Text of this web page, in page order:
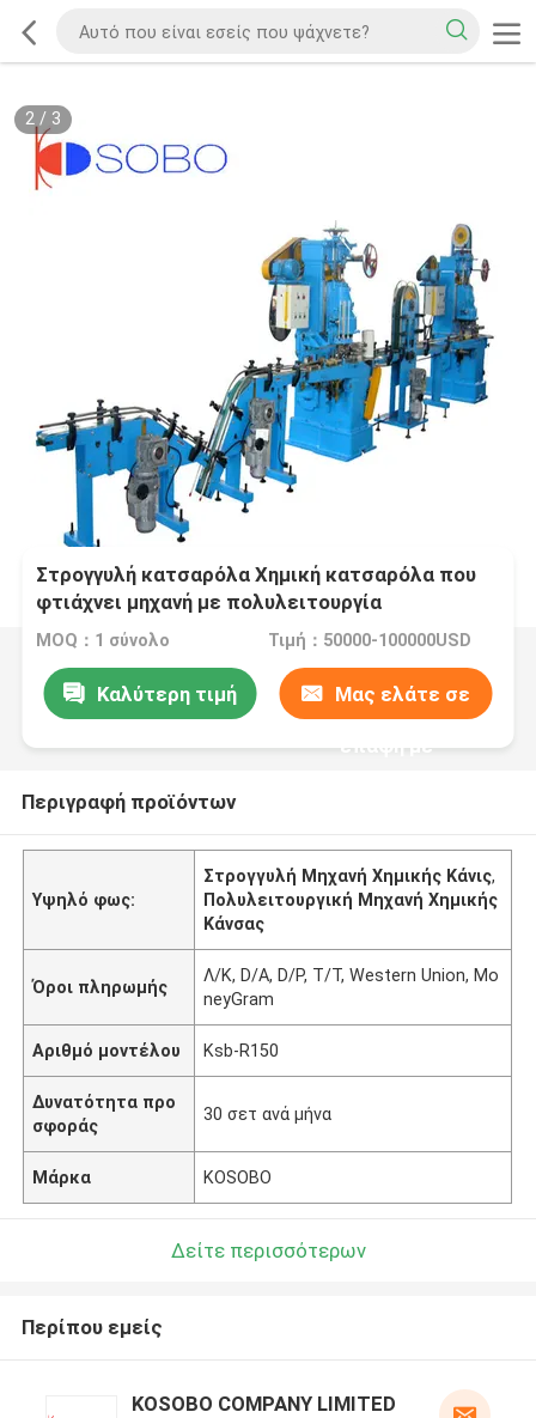
2/ 3
Στρογγυλή κατσαρόλα Χημική κατσαρόλα που
φτιάχνει μηχανή με πολυλειτουργία
MOQ：1 σύνολο Τιμή：50000-100000USD
Καλύτερη τιμή Μας ελάτε σε
επαφή με
Περιγραφή προϊόντων
Υψηλό φως:
Στρογγυλή Μηχανή Χημικής Κάνις,
Πολυλειτουργική Μηχανή Χημικής
Κάνσας
Όροι πληρωμής
Λ/Κ, D/A, D/P, T/T, Western Union, Mo
neyGram
Αριθμό μοντέλου Ksb-R150
Δυνατότητα προ
σφοράς
30 σετ ανά μήνα
Μάρκα KOSOBO
Δείτε περισσότερων
Περίπου εμείς
KOSOBO COMPANY LIMITED